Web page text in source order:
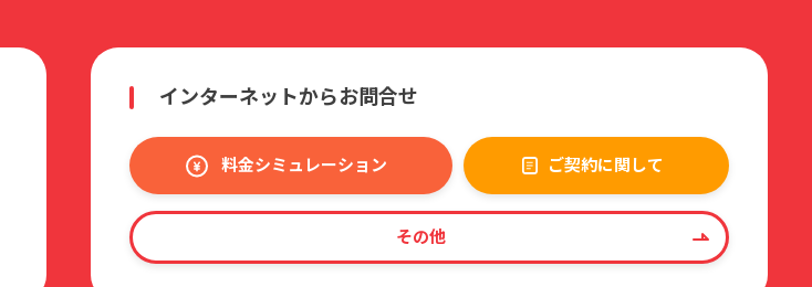
インターネットからお問合せ
料金シミュレーション ご契約に関して
その他